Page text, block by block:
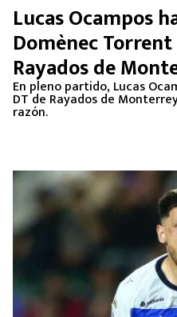
Lucas Ocampos
Domènec
Rayados de
En pleno partido, Lucas
DT de Rayados de
razón.